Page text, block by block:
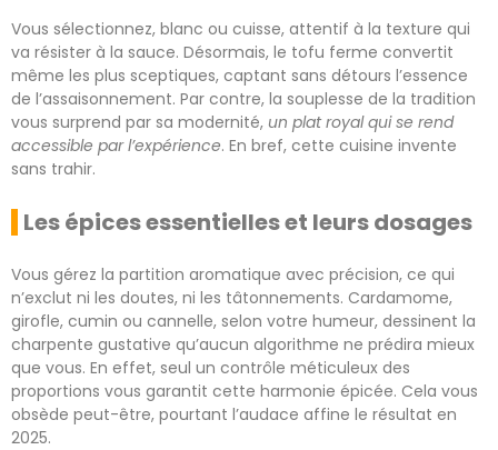
Vous sélectionnez, blanc ou cuisse, attentif à la texture qui
va résister à la sauce. Désormais, le tofu ferme convertit
même les plus sceptiques, captant sans détours l’essence
de l’assaisonnement. Par contre, la souplesse de la tradition
vous surprend par sa modernité, un plat royal qui se rend
accessible par l’expérience. En bref, cette cuisine invente
sans trahir.
Les épices essentielles et leurs dosages
Vous gérez la partition aromatique avec précision, ce qui
n’exclut ni les doutes, ni les tâtonnements. Cardamome,
girofle, cumin ou cannelle, selon votre humeur, dessinent la
charpente gustative qu’aucun algorithme ne prédira mieux
que vous. En effet, seul un contrôle méticuleux des
proportions vous garantit cette harmonie épicée. Cela vous
obsède peut-être, pourtant l’audace affine le résultat en
2025.